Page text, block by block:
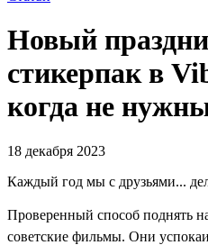
Новый
стикерпак в
когда не
18 декабря 2023
Каждый год мы с друзьями...
Проверенный способ поднять
советские фильмы. Они